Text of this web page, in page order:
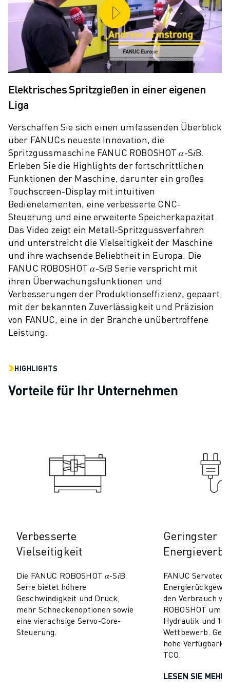
FALLBEISPIELE
LÖSUNGEN
BRANCHEN
ALLE BRANCHEN
LUFT- UND RAUMFAHRT
ELEKTRISCHE FAHRZEUGE
ELEKTRONIK
MEDIZIN
LAGERHALTUNG, LOGISTIK, POST & PAKET
APPLIKATIONEN
ALLE APPLIKATIONEN
5-ACHS-BEARBEITUNG
LICHTBOGENSCHWEISSEN
MONTAGE
CNC-SCHLEIFEN
CNC-FRÄSEN
CNC-DREHEN
HOCHGESCHWINDIGKEITSBOHREN UND -GEWINDESCHNEIDEN
SPRITZGUSS
MASCHINENBEDIENUNG
MATERIALHANDHABUNG
LACKIEREN
VISION INSPEKTION
DRAHTERODIERMASCHINE
TECHNISCHE FERNUNTERSTÜTZUNG
WIEDERAUFBEREITUNG
DOWNLOAD CENTER » MYFANUC
TRAINING & AUSBILDUNG
FANUC AKADEMIE
BRANCHEN-LÖSUNGEN
LÖSUNGEN FÜR DIE AUSBILDUNG
WORLDSKILLS & YOUNG TALENTS
BILDUNGSVERANSTALTUNGEN
NEWS & MEDIA
Elektrisches Spritzgießen in einer eigenen
Liga
Verschaffen Sie sich einen umfassenden Überblick
über FANUCs neueste Innovation, die
Spritzgussmaschine FANUC ROBOSHOT 𝛼-S𝑖B.
Erleben Sie die Highlights der fortschrittlichen
Funktionen der Maschine, darunter ein großes
Touchscreen-Display mit intuitiven
Bedienelementen, eine verbesserte CNC-
Steuerung und eine erweiterte Speicherkapazität.
Das Video zeigt ein Metall-Spritzgussverfahren
und unterstreicht die Vielseitigkeit der Maschine
und ihre wachsende Beliebtheit in Europa. Die
FANUC ROBOSHOT 𝛼-S𝑖B Serie verspricht mit
ihren Überwachungsfunktionen und
Verbesserungen der Produktionseffizienz, gepaart
mit der bekannten Zuverlässigkeit und Präzision
von FANUC, eine in der Branche unübertroffene
Leistung.
HIGHLIGHTS
Vorteile für Ihr Unternehmen
Verbesserte
Vielseitigkeit
Die FANUC ROBOSHOT 𝛼-S𝑖B
Serie bietet höhere
Geschwindigkeit und Druck,
mehr Schneckenoptionen sowie
eine vierachsige Servo-Core-
Steuerung.
Geringster
FANUC
den Verbrauch
ROBOSHOT um
Hydraulik und
Wettbewerb.
hohe
TCO.
LESEN SIE MEHR